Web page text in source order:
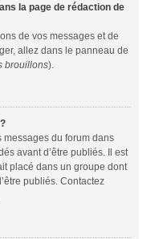
la page de rédaction de
de vos messages et de
allez dans le panneau de
brouillons).
messages du forum dans
avant d’être publiés. Il est
placé dans un groupe dont
publiés. Contactez